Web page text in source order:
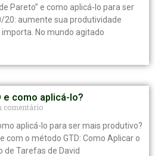
Pareto” e como aplicá-lo para ser
20: aumente sua produtividade
No mundo agitado
e como aplicá-lo?
comentário
aplicá-lo para ser mais produtivo?
com o método GTD: Como Aplicar o
de Tarefas de David